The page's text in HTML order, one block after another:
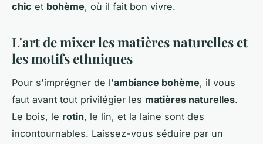
chic et bohème, où il fait bon vivre.
L'art de mixer les matières naturelles et
les motifs ethniques
Pour s'imprégner de l'ambiance bohème, il vous
faut avant tout privilégier les matières naturelles.
Le bois, le rotin, le lin, et la laine sont des
incontournables. Laissez-vous séduire par un